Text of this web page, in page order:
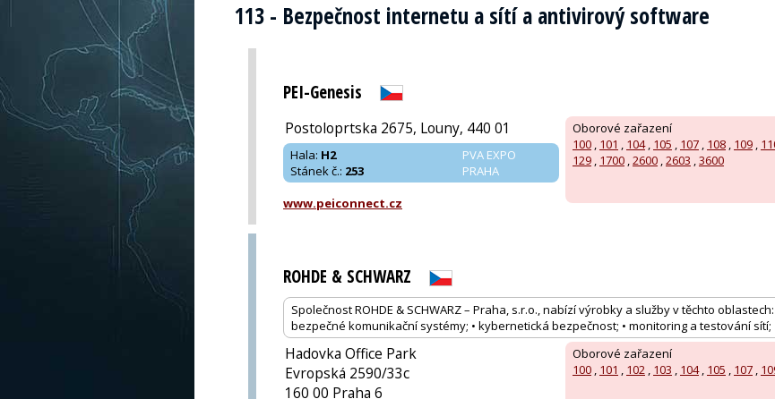
113 - Bezpečnost internetu a sítí a antivirový software
PEI-Genesis
Oborové zařazení
100 , 101 , 104, 105 , 107 , 108 , 109 ,
129 , 1700 ,2600 ,2603 ,3600
Postoloprtska 2675, Louny, 440 01
PVA EXPO
PRAHA
Hala: H2
Stánek č.: 253
www.peiconnect.cz
ROHDE & SCHWARZ
Společnost ROHDE & SCHWARZ – Praha, s.r.o., nabízí výrobky a služby v těchto
bezpečné komunikační systémy; • kybernetická bezpečnost; • monitoring a testování sítí;
Oborové zařazení
100 , 101 , 102 , 103 , 104, 105 , 107 ,
Hadovka Office Park
Evropská 2590/33c
160 00 Praha 6